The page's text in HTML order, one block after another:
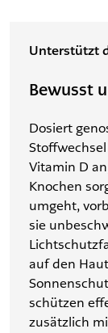
Unterstützt
Bewusst
Dosiert
Vitamin D
Knochen
umgeht,
sie
auf den
schützen
zusätzlich